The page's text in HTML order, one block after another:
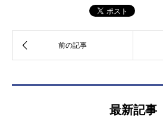
最新記事